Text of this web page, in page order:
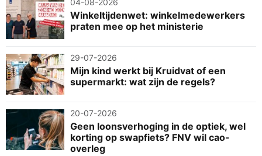
Winkeltijdenwet: winkelmedewerkers
praten mee op het ministerie
29-07-2026
Mijn kind werkt bij Kruidvat of een
supermarkt: wat zijn de regels?
20-07-2026
Geen loonsverhoging in de optiek, wel
korting op swapfiets? FNV wil cao-
overleg